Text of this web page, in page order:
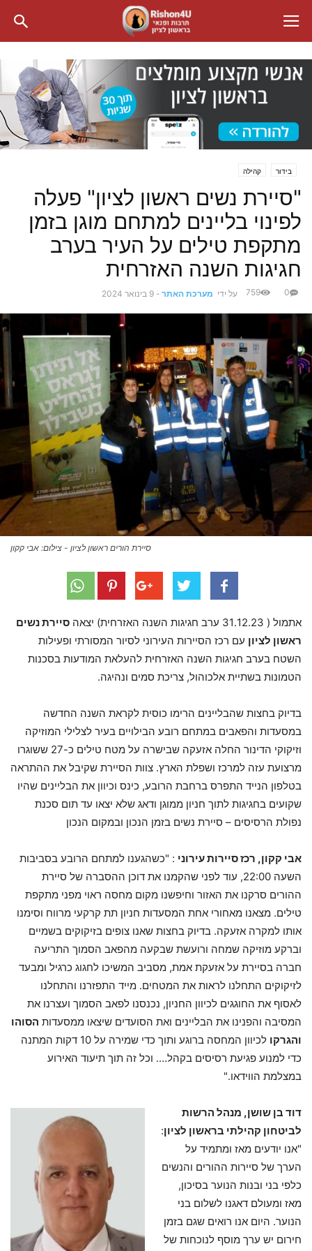
בידור קהילה
"סיירת נשים ראשון לציון" פעלה
לפינוי בליינים למתחם מוגן בזמן
מתקפת טילים על העיר בערב
חגיגות השנה האזרחית
על ידי מערכת האתר - 9 בינואר 2024 0
759
סיירת הורים ראשון לציון - צילום: אבי קקון
אתמול ( 31.12.23 ערב חגיגות השנה האזרחית) יצאה
סיירת נשים
ראשון לציון עם רכז הסיירות העירוני לסיור המסורתי ופעילות
השטח בערב חגיגות השנה האזרחית להעלאת המודעות בסכנות
הטמונות בשתיית אלכוהול, צריכת סמים ונהיגה.
בדיוק בחצות שהבליינים הרימו כוסית לקראת השנה החדשה
במסעדות והפאבים במתחם רובע הבילויים בעיר לצלילי המוזיקה
וזיקוקי הדינור החלה אזעקה שבישרה על מטח טילים כ-27 ששוגרו
מרצועת עזה למרכז ושפלת הארץ. צוות הסיירת שקיבל את ההתראה
בטלפון הנייד התפרס ברחבת הרובע, כינס וכיוון את הבליינים שהיו
שקועים בחגיגות לתוך חניון ממוגן ודאג שלא יצאו עד תום סכנת
נפולת הרסיסים – סיירת נשים בזמן הנכון ובמקום הנכון
אבי קקון, רכז סיירות עירוני : "כשהגענו למתחם הרובע בסביבות
השעה 22:00, עוד לפני שהקמנו את דוכן ההסברה של סיירת
ההורים סרקנו את האזור וחיפשנו מקום מחסה ראוי מפני מתקפת
טילים. מצאנו מאחורי אחת המסעדות חניון תת קרקעי מרווח וסימנו
אותו למקרה אזעקה. בדיוק בחצות שאנו צופים בזיקוקים בשמיים
וברקע מוזיקה שמחה ורועשת שבקעה מהפאב הסמוך התריעה
חברה בסיירת על אזעקת אמת, מסביב המשיכו לחגוג כרגיל ומבעד
לזיקוקים התחלנו לראות את המטחים. מייד התפזרנו והתחלנו
לאסוף את החוגגים לכיוון החניון, נכנסנו לפאב הסמוך ועצרנו את
המסיבה והפנינו את הבליינים ואת הסועדים שיצאו ממסעדות הסוהו
והגרקו
לכיוון המחסה ברוגע ותוך כדי שמירה על 10 דקות המתנה
כדי למנוע פגיעת רסיסים בקהל…. וכל זה תוך תיעוד האירוע
במצלמת הווידאו."
דוד בן שושן, מנהל הרשות
לביטחון קהילתי בראשון לציון:
"אנו יודעים מאז ומתמיד על
הערך של סיירות ההורים והנשים
כלפי בני ובנות הנוער בסיכון,
מאז ומעולם דאגנו לשלום בני
הנוער. היום אנו רואים שגם בזמן
חירום יש ערך מוסף לנוכחות של